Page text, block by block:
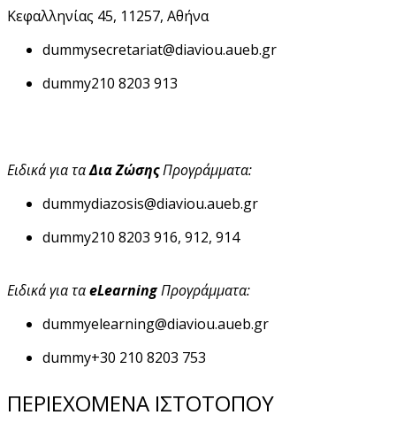
Κεφαλληνίας 45, 11257, Αθήνα
dummysecretariat@diaviou.aueb.gr
dummy210 8203 913
Ειδικά για ταΔια ΖώσηςΠρογράμματα:
dummydiazosis@diaviou.aueb.gr
dummy210 8203 916, 912, 914
Ειδικά για ταeLearningΠρογράμματα:
dummyelearning@diaviou.aueb.gr
dummy+30 210 8203 753
ΠΕΡΙΕΧΟΜΕΝΑ ΙΣΤΟΤΟΠΟΥ